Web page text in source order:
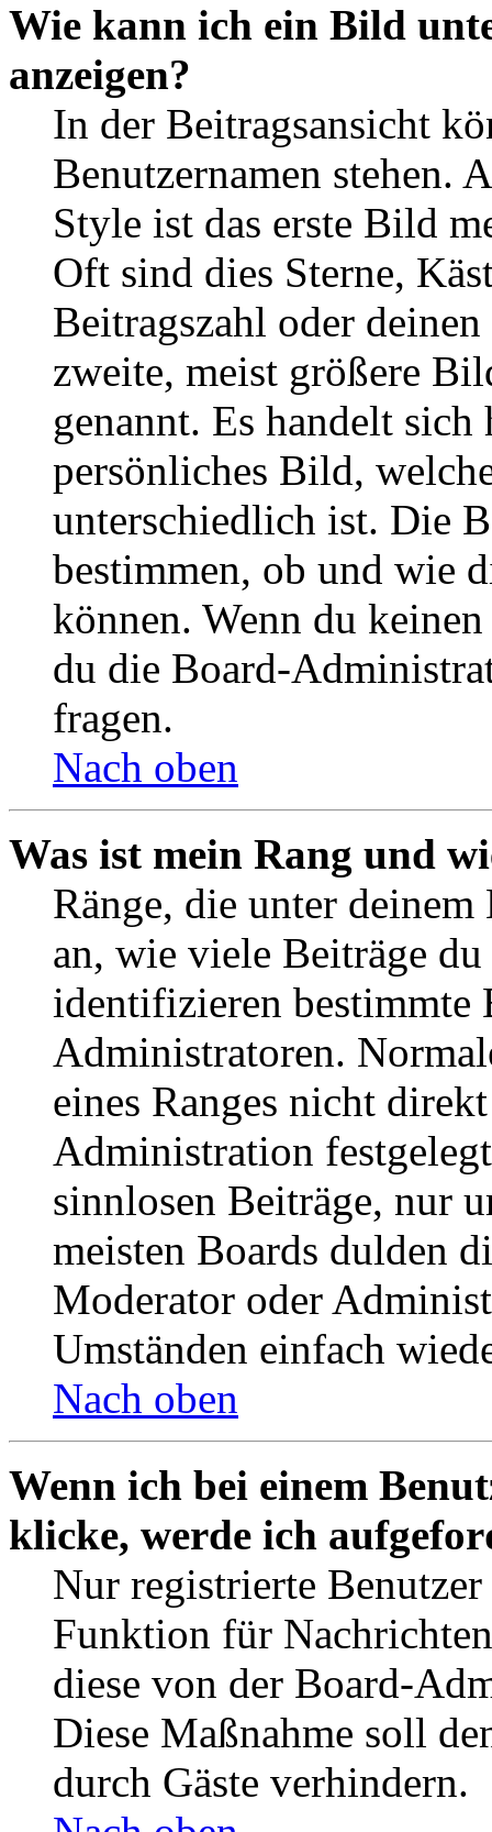
Wie kann ich ein Bild
anzeigen?
In der Beitragsansicht
Benutzernamen stehen.
Style ist das erste Bild
Oft sind dies Sterne,
Beitragszahl oder
zweite, meist größere
genannt. Es handelt
persönliches Bild,
unterschiedlich ist. Die
bestimmen, ob und wie
können. Wenn du
du die Board-
fragen.
Nach oben
Was ist mein Rang und
Ränge, die unter deinem
an, wie viele Beiträge
identifizieren bestimmte
Administratoren.
eines Ranges nicht
Administration
sinnlosen Beiträge, nur
meisten Boards dulden
Moderator oder
Umständen einfach
Nach oben
Wenn ich bei einem
klicke, werde ich
Nur registrierte
Funktion für
diese von der Board-
Diese Maßnahme soll
durch Gäste verhindern.